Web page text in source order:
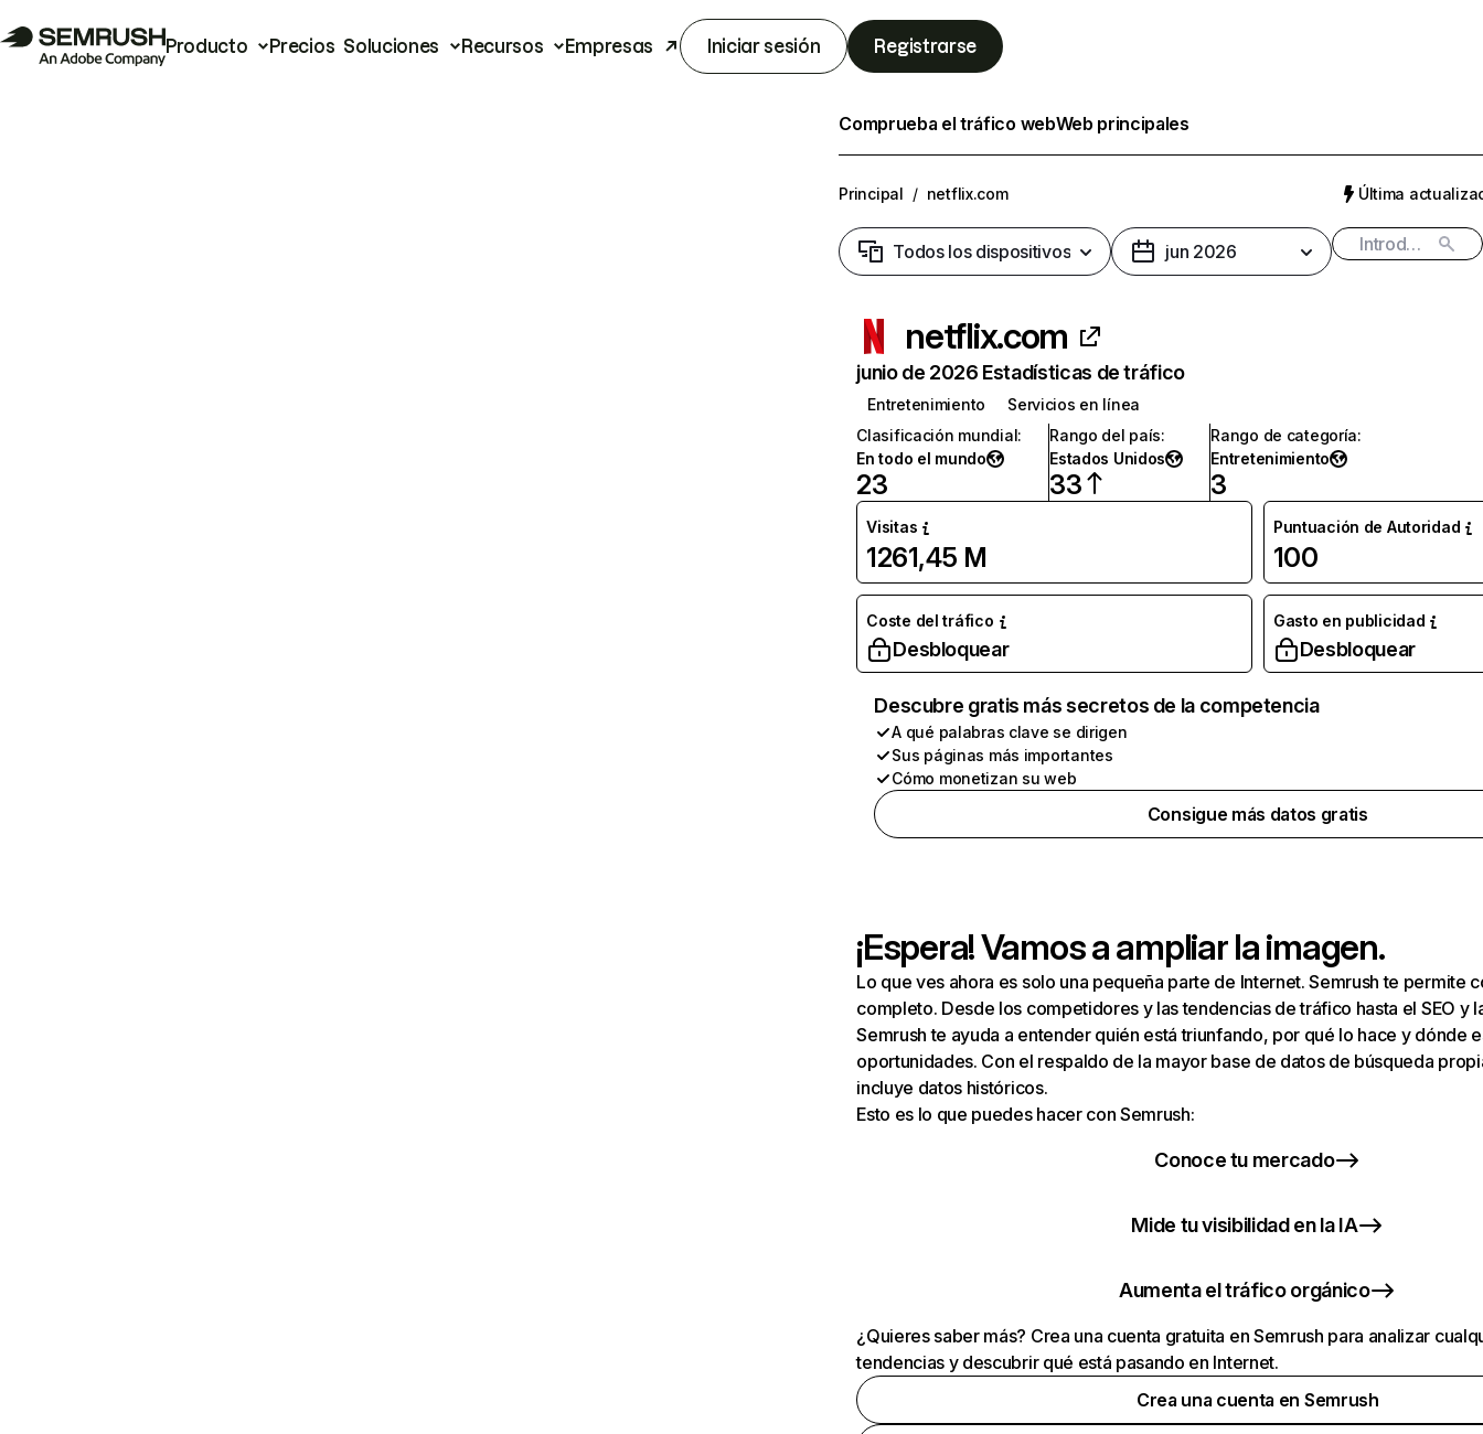
Producto Precios Soluciones Recursos Empresas Iniciar sesión Registrarse
Comprueba el tráfico webWeb principales
Principal / netflix.com Última
Todos los dispositivos jun 2026
netflix.com
junio de 2026 Estadísticas de tráfico
Entretenimiento
Servicios en línea
Clasificación mundial:
En todo el mundo
23
Rango del país:
Estados Unidos
33
Rango de categoría:
Entretenimiento
3
Visitas
1261,45 M
Puntuación de Autoridad
100
Coste del tráfico
Desbloquear
Gasto en publicidad
Desbloquear
Descubre gratis más secretos de la competencia
A qué palabras clave se dirigen
Sus páginas más importantes
Cómo monetizan su web
Consigue más datos gratis
¡Espera! Vamos a ampliar la imagen.
Lo que ves ahora es solo una pequeña parte de Internet. Semrush te permite
completo. Desde los competidores y las tendencias de tráfico hasta el SEO y
Semrush te ayuda a entender quién está triunfando, por qué lo hace y dónde
oportunidades. Con el respaldo de la mayor base de datos de búsqueda
incluye datos históricos.
Esto es lo que puedes hacer con Semrush:
Conoce tu mercado
Mide tu visibilidad en la IA
Aumenta el tráfico orgánico
¿Quieres saber más? Crea una cuenta gratuita en Semrush para analizar
tendencias y descubrir qué está pasando en Internet.
Crea una cuenta en Semrush